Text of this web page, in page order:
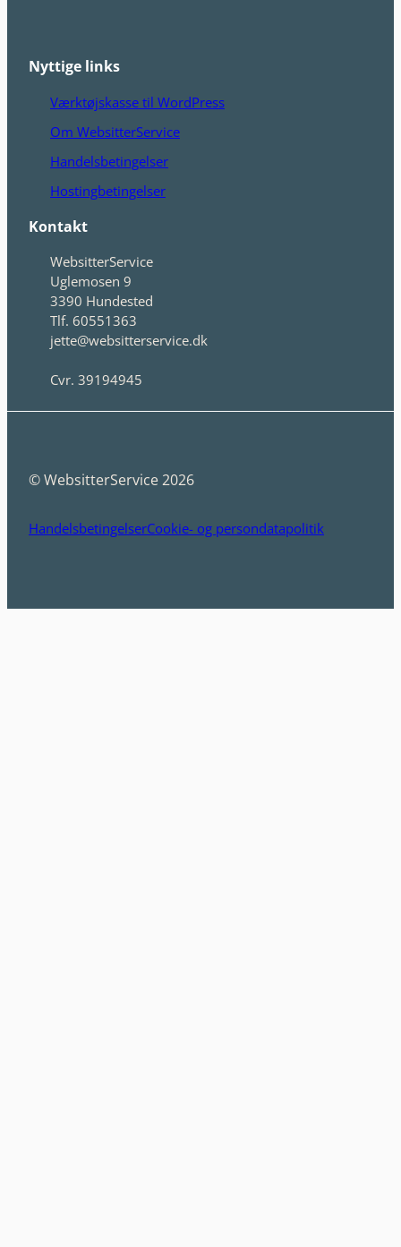
Nyttige links
Værktøjskasse til WordPress
Om WebsitterService
Handelsbetingelser
Hostingbetingelser
Kontakt
WebsitterService
Uglemosen 9
3390 Hundested
Tlf. 60551363
jette@websitterservice.dk
Cvr. 39194945
© WebsitterService 2026
HandelsbetingelserCookie- og persondatapolitik